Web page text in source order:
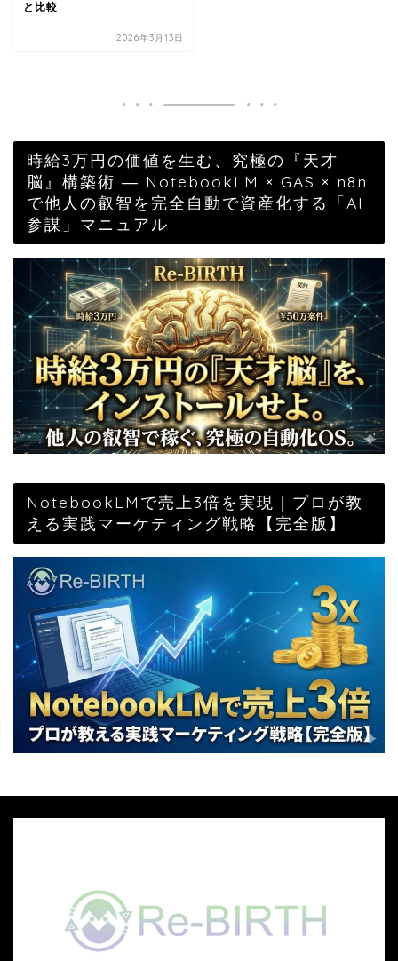
と比較
2026年3月13日
時給3万円の価値を生む、究極の『天才
脳』構築術 ― NotebookLM × GAS × n8n
で他人の叡智を完全自動で資産化する「AI
参謀」マニュアル
NotebookLMで売上3倍を実現｜プロが教
える実践マーケティング戦略【完全版】